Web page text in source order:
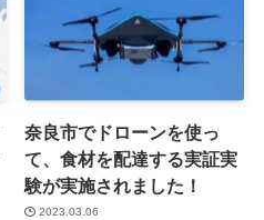
奈良市でドローンを使っ
て、食材を配達する実証実
験が実施されました！
2023.03.06